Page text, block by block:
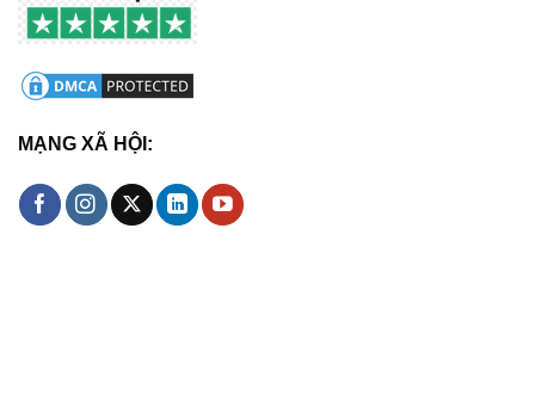
MẠNG XÃ HỘI: